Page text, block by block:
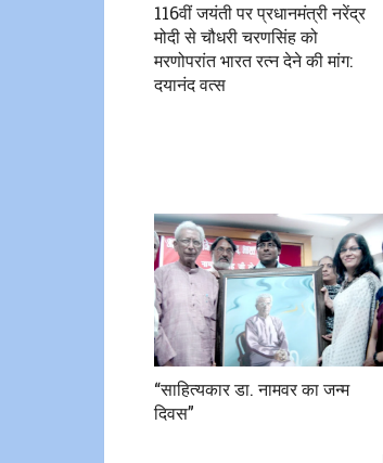
116वीं जयंती पर प्रधानमंत्री नरेंद्र
मोदी से चौधरी चरणसिंह को
मरणोपरांत भारत रत्न देने की मांग:
दयानंद वत्स
“साहित्यकार डा. नामवर का जन्म
दिवस”